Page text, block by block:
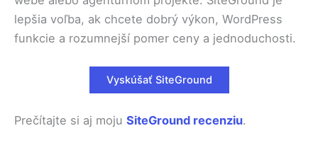
lepšia voľba, ak chcete dobrý výkon, WordPress
funkcie a rozumnejší pomer ceny a jednoduchosti.
Vyskúšať SiteGround
Prečítajte si aj moju SiteGround recenziu.